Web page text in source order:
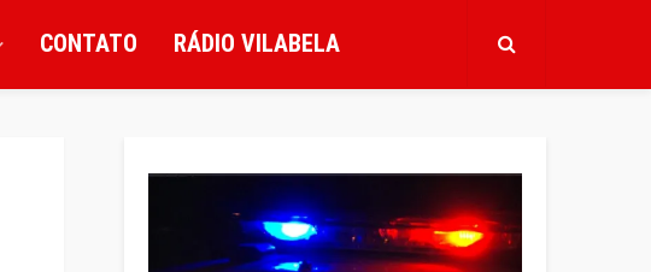
CONTATO RÁDIO VILABELA